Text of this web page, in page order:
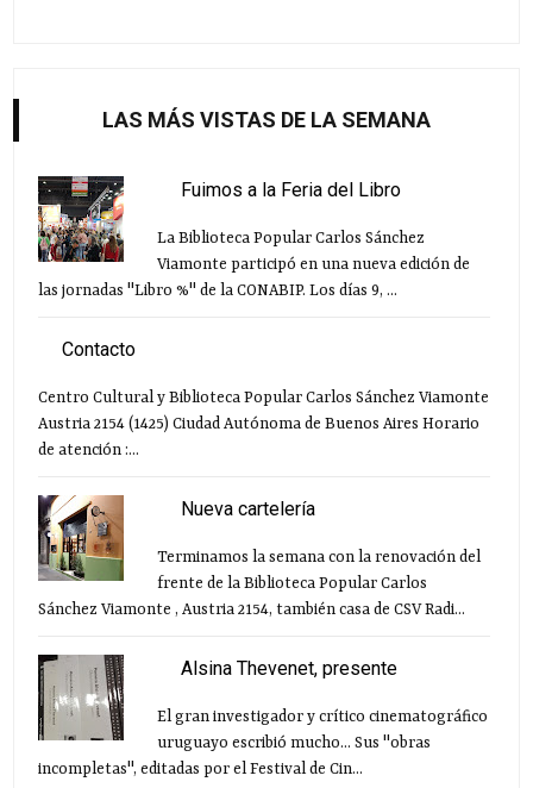
LAS MÁS VISTAS DE LA SEMANA
Fuimos a la Feria del Libro
La Biblioteca Popular Carlos Sánchez
Viamonte participó en una nueva edición de
las jornadas "Libro %" de la CONABIP. Los días 9, ...
Contacto
Centro Cultural y Biblioteca Popular Carlos Sánchez Viamonte
Austria 2154 (1425) Ciudad Autónoma de Buenos Aires Horario
de atención :...
Nueva cartelería
Terminamos la semana con la renovación del
frente de la Biblioteca Popular Carlos
Sánchez Viamonte , Austria 2154, también casa de CSV Radi...
Alsina Thevenet, presente
El gran investigador y crítico cinematográfico
uruguayo escribió mucho... Sus "obras
incompletas", editadas por el Festival de Cin...